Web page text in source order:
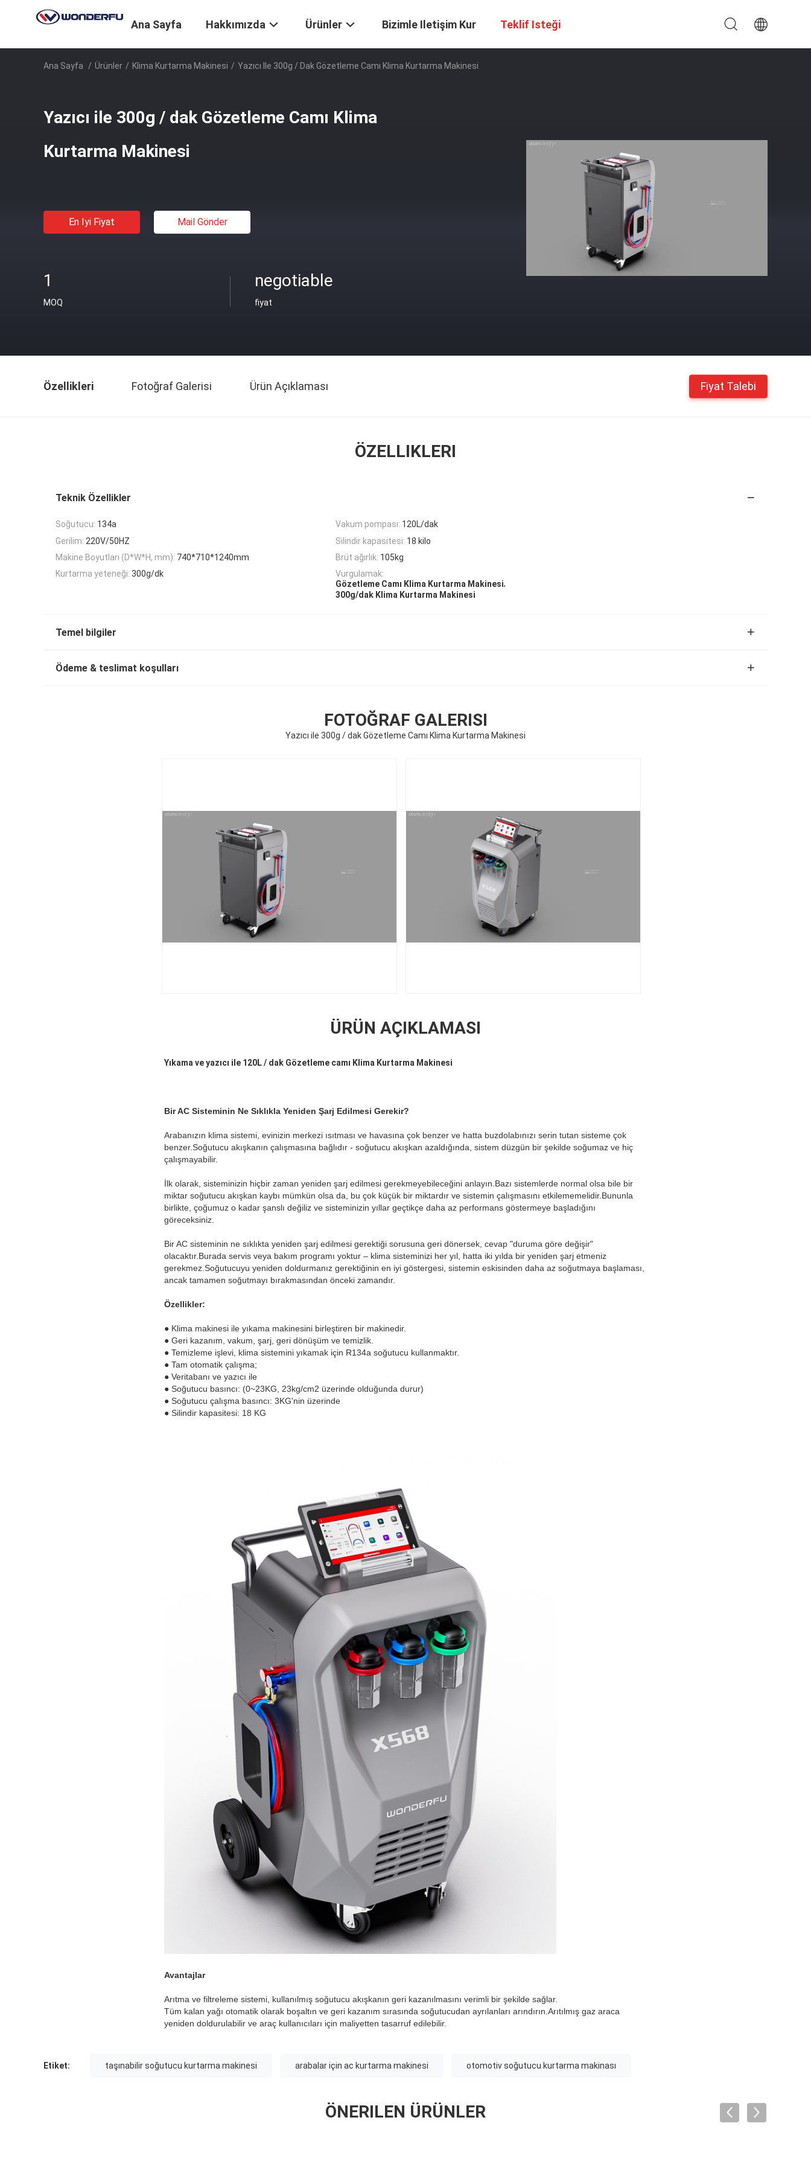
Ana Sayfa Hakkımızda Ürünler Bizimle Iletişim Kur Teklif Isteği
Ana Sayfa / Ürünler / Klima Kurtarma Makinesi / Yazıcı Ile 300g / Dak Gözetleme Camı Klima Kurtarma Makinesi
Yazıcı ile 300g / dak Gözetleme Camı Klima
Kurtarma Makinesi
En Iyi Fiyat Mail Gönder
1
MOQ
negotiable
fiyat
Özellikleri Fotoğraf Galerisi Ürün Açıklaması Fiyat Talebi
ÖZELLIKLERI
Teknik Özellikler
Soğutucu: 134a Vakum pompası: 120L/dak
Gerilim: 220V/50HZ Silindir kapasitesi: 18 kilo
Makine Boyutları (D*W*H, mm): 740*710*1240mm Brüt ağırlık: 105kg
Kurtarma yeteneği: 300g/dk
Vurgulamak:
Gözetleme Camı Klima Kurtarma Makinesi,
300g/dak Klima Kurtarma Makinesi
Temel bilgiler
Ödeme & teslimat koşulları
FOTOĞRAF GALERISI
Yazıcı ile 300g / dak Gözetleme Camı Klima Kurtarma Makinesi
ÜRÜN AÇIKLAMASI
Yıkama ve yazıcı ile 120L / dak Gözetleme camı Klima Kurtarma Makinesi
Bir AC Sisteminin Ne Sıklıkla Yeniden Şarj Edilmesi Gerekir?
Arabanızın klima sistemi, evinizin merkezi ısıtması ve havasına çok benzer ve hatta buzdolabınızı serin tutan sisteme çok
benzer.Soğutucu akışkanın çalışmasına bağlıdır - soğutucu akışkan azaldığında, sistem düzgün bir şekilde soğumaz ve hiç
çalışmayabilir.
İlk olarak, sisteminizin hiçbir zaman yeniden şarj edilmesi gerekmeyebileceğini anlayın.Bazı sistemlerde normal olsa bile bir
miktar soğutucu akışkan kaybı mümkün olsa da, bu çok küçük bir miktardır ve sistemin çalışmasını etkilememelidir.Bununla
birlikte, çoğumuz o kadar şanslı değiliz ve sisteminizin yıllar geçtikçe daha az performans göstermeye başladığını
göreceksiniz.
Bir AC sisteminin ne sıklıkta yeniden şarj edilmesi gerektiği sorusuna geri dönersek, cevap "duruma göre değişir"
olacaktır.Burada servis veya bakım programı yoktur – klima sisteminizi her yıl, hatta iki yılda bir yeniden şarj etmeniz
gerekmez.Soğutucuyu yeniden doldurmanız gerektiğinin en iyi göstergesi, sistemin eskisinden daha az soğutmaya başlaması,
ancak tamamen soğutmayı bırakmasından önceki zamandır.
Özellikler:
● Klima makinesi ile yıkama makinesini birleştiren bir makinedir.
● Geri kazanım, vakum, şarj, geri dönüşüm ve temizlik.
● Temizleme işlevi, klima sistemini yıkamak için R134a soğutucu kullanmaktır.
● Tam otomatik çalışma;
● Veritabanı ve yazıcı ile
● Soğutucu basıncı: (0~23KG, 23kg/cm2 üzerinde olduğunda durur)
● Soğutucu çalışma basıncı: 3KG'nin üzerinde
● Silindir kapasitesi: 18 KG
Avantajlar
Arıtma ve filtreleme sistemi, kullanılmış soğutucu akışkanın geri kazanılmasını verimli bir şekilde sağlar.
Tüm kalan yağı otomatik olarak boşaltın ve geri kazanım sırasında soğutucudan ayrılanları arındırın.Arıtılmış gaz araca
yeniden doldurulabilir ve araç kullanıcıları için maliyetten tasarruf edilebilir.
Etiket: taşınabilir soğutucu kurtarma makinesi arabalar için ac kurtarma makinesi otomotiv soğutucu kurtarma makinası
ÖNERILEN ÜRÜNLER